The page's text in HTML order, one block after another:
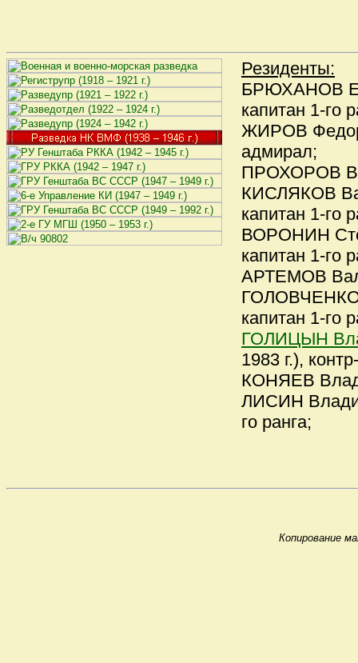
Резиденты:
БРЮХАНОВ
капитан 1-го
ЖИРОВ Федор
адмирал;
ПРОХОРОВ
КИСЛЯКОВ
капитан 1-го
ВОРОНИН
капитан 1-го
АРТЕМОВ
ГОЛОВЧЕНКО
капитан 1-го
ГОЛИЦЫН
1983 г.),
КОНЯЕВ
ЛИСИН
го ранга;
Копирование